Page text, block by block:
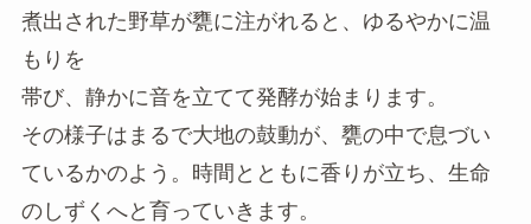
煮出された野草が甕に注がれると、ゆるやかに温
もりを
帯び、静かに音を立てて発酵が始まります。
その様子はまるで大地の鼓動が、甕の中で息づい
ているかのよう。時間とともに香りが立ち、生命
のしずくへと育っていきます。